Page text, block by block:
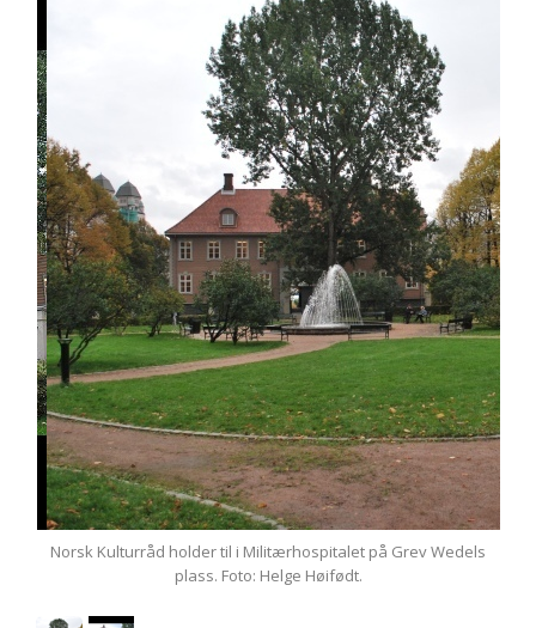
Norsk Kulturråd holder til i Militærhospitalet på Grev Wedels
plass. Foto: Helge Høifødt.